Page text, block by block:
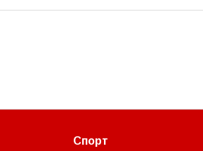
Спорт